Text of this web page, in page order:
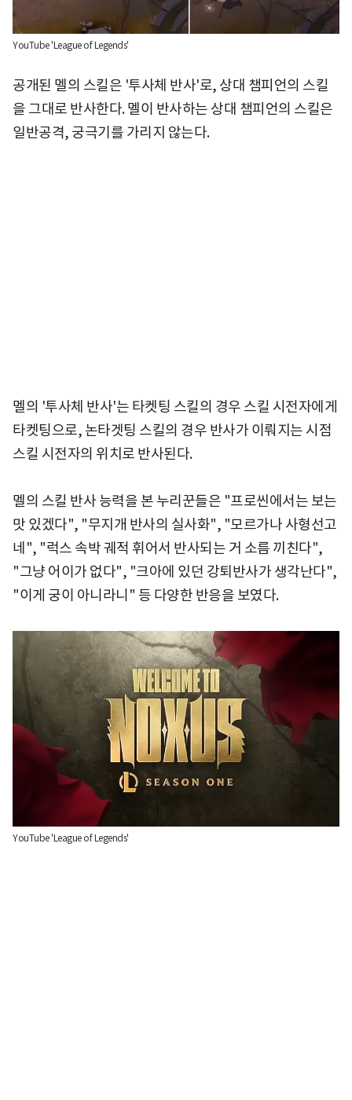
YouTube 'League of Legends'
공개된 멜의 스킬은 '투사체 반사'로, 상대 챔피언의 스킬
을 그대로 반사한다. 멜이 반사하는 상대 챔피언의 스킬은
일반공격, 궁극기를 가리지 않는다.
멜의 '투사체 반사'는 타켓팅 스킬의 경우 스킬 시전자에게
타켓팅으로, 논타겟팅 스킬의 경우 반사가 이뤄지는 시점
스킬 시전자의 위치로 반사된다.
멜의 스킬 반사 능력을 본 누리꾼들은 "프로씬에서는 보는
맛 있겠다", "무지개 반사의 실사화", "모르가나 사형선고
네", "럭스 속박 궤적 휘어서 반사되는 거 소름 끼친다",
"그냥 어이가 없다", "크아에 있던 강퇴반사가 생각난다",
"이게 궁이 아니라니" 등 다양한 반응을 보였다.
YouTube 'League of Legends'